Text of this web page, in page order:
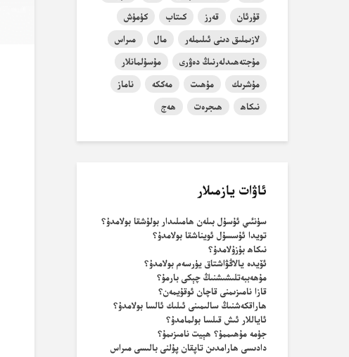
قۇرئان
قەرز كىتاب
كۈمۈش
لازىملىق دىنى ئىلىملەر
مال
مىراس
مۇجتەھىدلەرنىڭ دەۋرى
مۇسۇلمانلار
مۇشرىك
مۇھىت مەككە
ناماز
نىكاھ
ھىجرەت ھەج
ئاۋات يازمىلار
سۈنئىي ئۇسۇل بىلەن ھامىلىدار بولۇشقا بولامدۇ؟
تويدا ئۇسسۇل ئويناشقا بولامدۇ؟
نىكاھ بۇزۇلامدۇ؟
ئۆيدە يالاڭۋاشتاق يۈرسەم بولامدۇ؟
مۇھەببەتلىشىشنىڭ چېكى بارمۇ؟
قازا نامىزىمنى قاچان ئوقۇيمەن؟
ھاراقكەشنىڭ سالىمىنى ئىلىك ئالسا بولامدۇ؟
ئاياللار ئىش قىلسا بولمامدۇ؟
جۈمە مۇھىممۇ؟ ھېيت نامىزىمۇ؟
دادىسى ھارامدىن تاپقان پۇلنى بالىسى مىراس